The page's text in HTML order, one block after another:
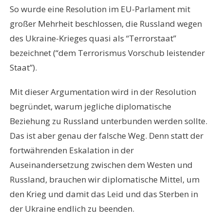
So wurde eine Resolution im EU-Parlament mit
großer Mehrheit beschlossen, die Russland wegen
des Ukraine-Krieges quasi als “Terrorstaat”
bezeichnet (“dem Terrorismus Vorschub leistender
Staat”).
Mit dieser Argumentation wird in der Resolution
begründet, warum jegliche diplomatische
Beziehung zu Russland unterbunden werden sollte.
Das ist aber genau der falsche Weg. Denn statt der
fortwährenden Eskalation in der
Auseinandersetzung zwischen dem Westen und
Russland, brauchen wir diplomatische Mittel, um
den Krieg und damit das Leid und das Sterben in
der Ukraine endlich zu beenden.